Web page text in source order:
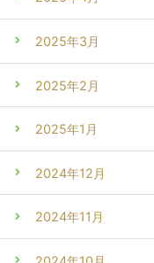
2025年3月
2025年2月
2025年1月
2024年12月
2024年11月